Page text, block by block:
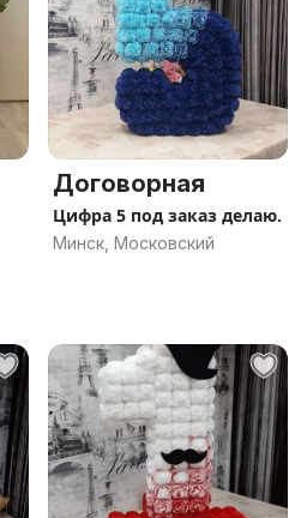
Договорная
Цифра 5 под заказ делаю.
Минск, Московский